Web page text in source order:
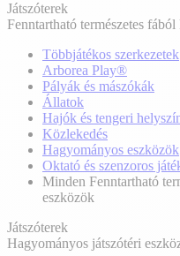
Játszóterek
Fenntartható természetes
Többjátékos szerkezetek
Arborea Play®
Pályák és mászókák
Állatok
Hajók és tengeri
Közlekedés
Hagyományos eszközök
Oktató és szenzoros
Minden Fenntartható
eszközök
Játszóterek
Hagyományos játszótéri